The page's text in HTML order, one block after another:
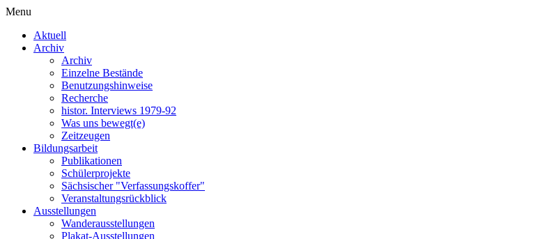
Menu
Aktuell
Archiv
Archiv
Einzelne Bestände
Benutzungshinweise
Recherche
histor. Interviews 1979-92
Was uns bewegt(e)
Zeitzeugen
Bildungsarbeit
Publikationen
Schülerprojekte
Sächsischer "Verfassungskoffer"
Veranstaltungsrückblick
Ausstellungen
Wanderausstellungen
Plakat-Ausstellungen